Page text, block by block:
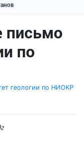
письмо
по
геологии по НИОКР